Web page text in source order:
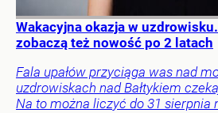
Wakacyjna okazja w
zobaczą też nowość po 2 latach
Fala upałów przyciąga was nad
uzdrowiskach nad Bałtykiem
Na to można liczyć do 31 sierpnia